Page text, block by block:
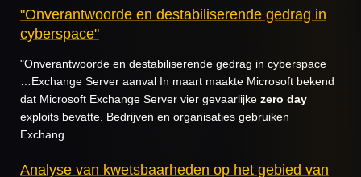
"Onverantwoorde en destabiliserende gedrag in
cyberspace"
"Onverantwoorde en destabiliserende gedrag in cyberspace
…Exchange Server aanval In maart maakte Microsoft bekend
dat Microsoft Exchange Server vier gevaarlijke zero day
exploits bevatte. Bedrijven en organisaties gebruiken
Exchang…
Analyse van kwetsbaarheden op het gebied van